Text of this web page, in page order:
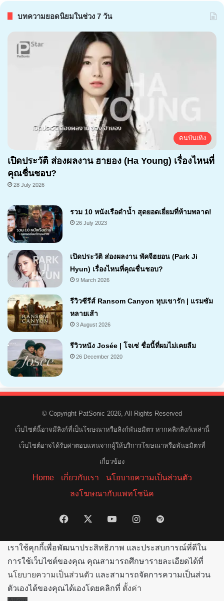
บทความยอดนิยมในช่วง 7 วัน
คนบันเทิง
เปิดประวัติ ส่องผลงาน ฮายอง (Ha Young) เรื่องไหนที่
คุณชื่นชอบ?
28 July 2026
รวม 10 หนังเรือดำน้ำ สุดยอดเยี่ยมที่ห้ามพลาด!
26 July 2023
เปิดประวัติ ส่องผลงาน พัคจีฮยอน (Park Ji
Hyun) เรื่องไหนที่คุณชื่นชอบ?
9 March 2026
7.1
รีวิวซีรีส์ Ransom Canyon หุบเขารัก | แรมซัม
หลายเส้า
3 August 2026
7.2
รีวิวหนัง Josée | โจเซ่ ชื่อนี้ที่ผมไม่เคยลืม
26 December 2020
© Copyright PatSonic 2026, All Rights Reserved
เว็บไซต์นี้อาจมีลิงก์ที่เป็นโฆษณาหรือลิงก์พันธมิตร หากคลิกลิงก์เหล่านี้
เว็บไซต์อาจได้รับค่าตอบแทนจากผู้ให้บริการโฆษณาหรือพันธมิตรที่
เกี่ยวข้อง
Home เกี่ยวกับเรา
นโยบายความเป็นส่วนตัว
ลงโฆษณากับแพทโซนิค
Facebook YouTubeInstagramSpotify
เราใช้คุกกี้เพื่อพัฒนาประสิทธิภาพ และประสบการณ์ที่ดีใน
การใช้เว็บไซต์ของคุณ คุณสามารถศึกษารายละเอียดได้ที่
นโยบายความเป็นส่วนตัว และสามารถจัดการความเป็นส่วน
ตัวเองได้ของคุณได้เองโดยคลิกที่ ตั้งค่า